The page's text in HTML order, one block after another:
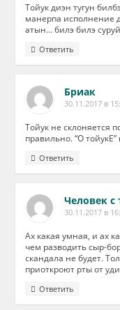
Тойук диэн тугун
манерпа исполнение
атын… билэ билэ
Ответить
Бриак
30.11.2017 в
Тойук не склоняется
правильно. “О
Ответить
Человек с
30.11.2017 в
Ах какая умная, и ах
чем разводить сыр-
скандала не будет.
приоткроют рты от
Ответить